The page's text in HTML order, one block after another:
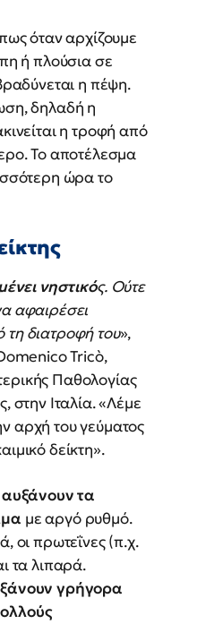
όταν αρχίζουμε
ή πλούσια σε
η πέψη.
δηλαδή η
η τροφή από
Το αποτέλεσμα
ώρα το
νηστικός. Ούτε
αφαιρέσει
διατροφή του»,
Tricò,
Παθολογίας
στην Ιταλία. «Λέμε
αρχή του γεύματος
δείκτη».
αυξάνουν τα
με αργό ρυθμό.
οι πρωτεΐνες (π.χ.
τα λιπαρά.
γρήγορα